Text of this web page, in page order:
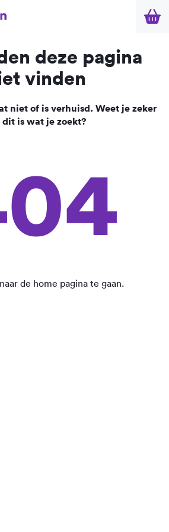
deze pagina
vinden
niet of is verhuisd. Weet je zeker
dit is wat je zoekt?
de home pagina te gaan.